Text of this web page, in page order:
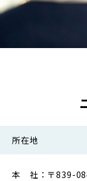
所在地
本 社：〒839-